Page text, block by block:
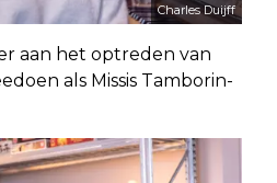
Charles Duijff
aan het optreden van
als Missis Tamborin-